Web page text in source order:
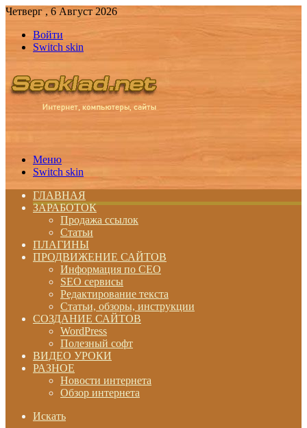
Четверг , 6 Август 2026
Войти
Switch skin
Меню
Switch skin
ГЛАВНАЯ
ЗАРАБОТОК
Продажа ссылок
Статьи
ПЛАГИНЫ
ПРОДВИЖЕНИЕ САЙТОВ
Информация по СЕО
SEO сервисы
Редактирование текста
Статьи, обзоры, инструкции
СОЗДАНИЕ САЙТОВ
WordPress
Полезный софт
ВИДЕО УРОКИ
РАЗНОЕ
Новости интернета
Обзор интернета
Искать